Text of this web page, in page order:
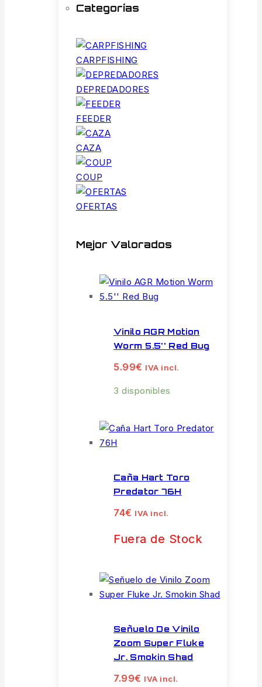
Categorías
CARPFISHING
DEPREDADORES
FEEDER
CAZA
COUP
OFERTAS
Mejor Valorados
Vinilo AGR Motion
Worm 5.5'' Red Bug
5.99€ IVA incl.
3 disponibles
Caña Hart Toro
Predator 76H
74€ IVA incl.
Fuera de Stock
Señuelo De Vinilo
Zoom Super Fluke
Jr. Smokin Shad
7.99€ IVA incl.